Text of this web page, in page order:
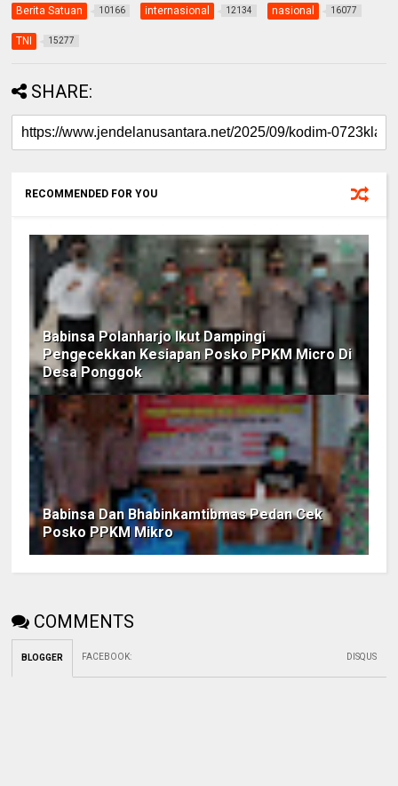
Berita Satuan 10166 internasional 12134 nasional 16077
TNI 15277
SHARE:
RECOMMENDED FOR YOU
Babinsa Polanharjo Ikut Dampingi
Pengecekkan Kesiapan Posko PPKM Micro Di
Desa Ponggok
Babinsa Dan Bhabinkamtibmas Pedan Cek
Posko PPKM Mikro
COMMENTS
BLOGGER FACEBOOK: DISQUS